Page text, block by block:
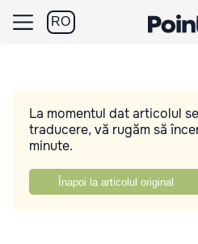
RO
La momentul dat articolul
traducere, vă rugăm să
minute.
Înapoi la articolul original